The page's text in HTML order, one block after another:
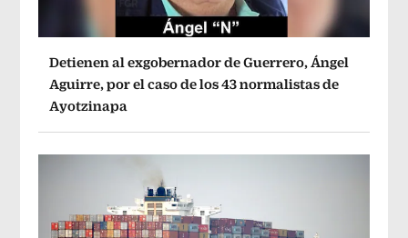
Detienen al exgobernador de Guerrero, Ángel
Aguirre, por el caso de los 43 normalistas de
Ayotzinapa